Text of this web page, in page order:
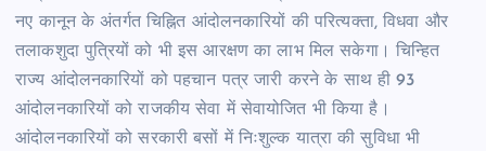
नए कानून के अंतर्गत चिह्नित आंदोलनकारियों की परित्यक्ता, विधवा और
तलाकशुदा पुत्रियों को भी इस आरक्षण का लाभ मिल सकेगा। चिन्हित
राज्य आंदोलनकारियों को पहचान पत्र जारी करने के साथ ही 93
आंदोलनकारियों को राजकीय सेवा में सेवायोजित भी किया है।
आंदोलनकारियों को सरकारी बसों में निःशुल्क यात्रा की सुविधा भी